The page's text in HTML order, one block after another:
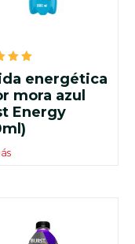
energética
mora azul
Energy